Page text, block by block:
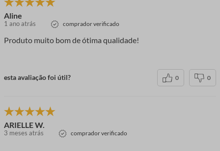
Aline
1 ano atrás comprador verificado
Produto muito bom de ótima qualidade!
esta avaliação foi útil? 0 0
ARIELLE W.
3 meses atrás comprador verificado